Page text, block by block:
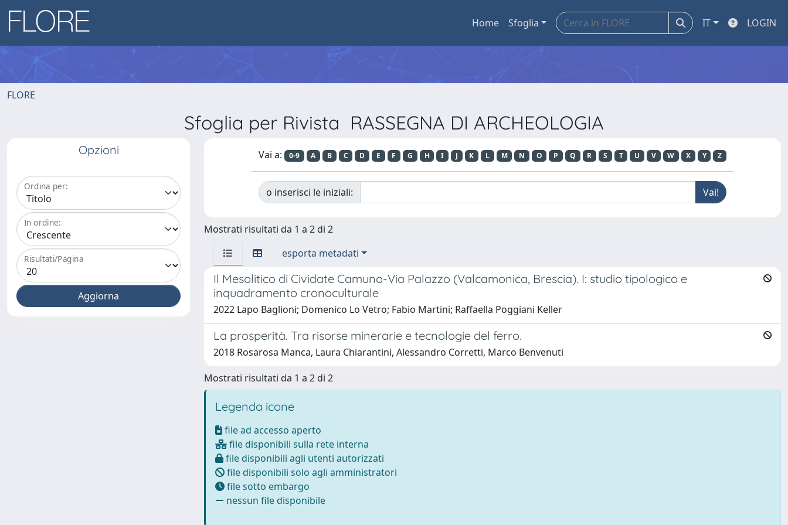
Home Sfoglia IT LOGIN
FLORE
Sfoglia per Rivista RASSEGNA DI ARCHEOLOGIA
Opzioni
Ordina per:
In ordine:
Risultati/Pagina
Vai a: 0-9 A B C D E F G H I J K L M N O P Q R S T U V W X Y Z
o inserisci le iniziali:
Mostrati risultati da 1 a 2 di 2
esporta metadati
Il Mesolitico di Cividate Camuno-Via Palazzo (Valcamonica, Brescia). I: studio tipologico e
inquadramento cronoculturale
2022 Lapo Baglioni; Domenico Lo Vetro; Fabio Martini; Raffaella Poggiani Keller
La prosperità. Tra risorse minerarie e tecnologie del ferro.
2018 Rosarosa Manca, Laura Chiarantini, Alessandro Corretti, Marco Benvenuti
Mostrati risultati da 1 a 2 di 2
Legenda icone
file ad accesso aperto
file disponibili sulla rete interna
file disponibili agli utenti autorizzati
file disponibili solo agli amministratori
file sotto embargo
nessun file disponibile